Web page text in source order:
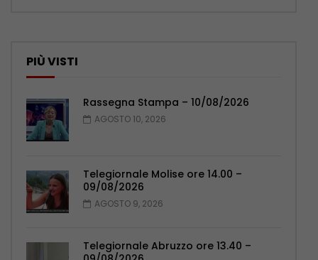
PIÙ VISTI
Rassegna Stampa – 10/08/2026
AGOSTO 10, 2026
Telegiornale Molise ore 14.00 –
09/08/2026
AGOSTO 9, 2026
Telegiornale Abruzzo ore 13.40 –